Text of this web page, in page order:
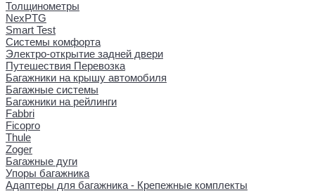
Толщинометры
NexPTG
Smart Test
Системы комфорта
Электро-открытие задней двери
Путешествия Перевозка
Багажники на крышу автомобиля
Багажные системы
Багажники на рейлинги
Fabbri
Ficopro
Thule
Zoger
Багажные дуги
Упоры багажника
Адаптеры для багажника - Крепежные комплекты